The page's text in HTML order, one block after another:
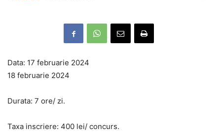
Data: 17 februarie 2024
18 februarie 2024
Durata: 7 ore/ zi.
Taxa inscriere: 400 lei/ concurs.